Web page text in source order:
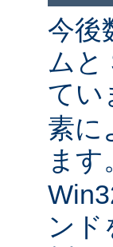
今後
ムと
てい
素に
ま
ンド